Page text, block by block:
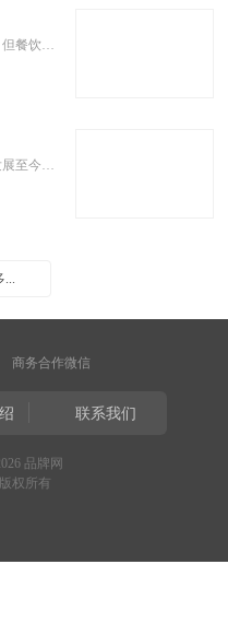
餐饮行业在最近几年的火热是有目共睹的，但餐饮行业的激烈竞争也使得许多餐饮品牌不断倒下，由此可见加盟餐饮行业选对品牌非常关键。但餐饮行业品牌众多，使得许多初级投资者非常难分辨出哪个餐饮加盟品牌比较好。那么本专题就为那些对餐饮加盟品牌无从下手的投资者们，推荐餐饮行业不错的加盟品牌。
零售业是一个很久之前就出现的行业，其发展至今，行业品牌众多，竞争可谓相当激烈， 这样使得小的零售品牌很难生存。那么选择一个好的零售品牌进行加盟也就变的非常重要。但许多投资者依然不知道零售店加盟哪个品牌好，那么本专题今天就为加盟商解决这些零售店加盟品牌，推荐一些大的零售加盟品牌，和其加盟费用等相关加盟信息。
商务合作微信
联系我们
品牌网
权所有